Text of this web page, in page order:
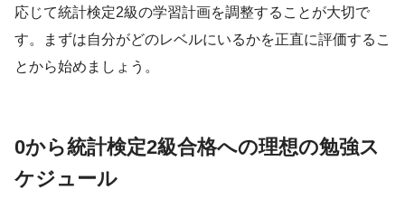
応じて統計検定2級の学習計画を調整することが大切で
す。まずは自分がどのレベルにいるかを正直に評価するこ
とから始めましょう。
0から統計検定2級合格への理想の勉強ス
ケジュール